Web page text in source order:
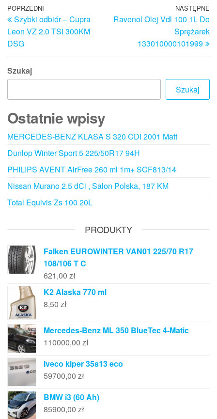
Nawigacja
wpisu
Poprzedni
wpis
POPRZEDNI
Szybki odbiór – Cupra
Leon VZ 2.0 TSI 300KM
DSG
NASTĘPNE
Ravenol Olej Vdl 100 1L Do
Sprężarek
133010000101999
Szukaj
Szukaj
Ostatnie wpisy
MERCEDES-BENZ KLASA S 320 CDI 2001 Matt
Dunlop Winter Sport 5 225/50R17 94H
PHILIPS AVENT AirFree 260 ml 1m+ SCF813/14
Nissan Murano 2.5 dCi , Salon Polska, 187 KM
Total Equivis Zs 100 20L
PRODUKTY
Falken EUROWINTER VAN01 225/70 R17
108/106 T C
621,00 zł
K2 Alaska 770 ml
8,50 zł
Mercedes-Benz ML 350 BlueTec 4-Matic
110000,00 zł
Iveco kiper 35s13 eco
59700,00 zł
BMW i3 (60 Ah)
85900,00 zł